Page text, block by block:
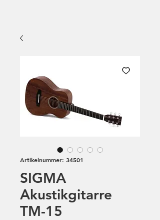
Artikelnummer: 34501
SIGMA
Akustikgitarre
TM-15